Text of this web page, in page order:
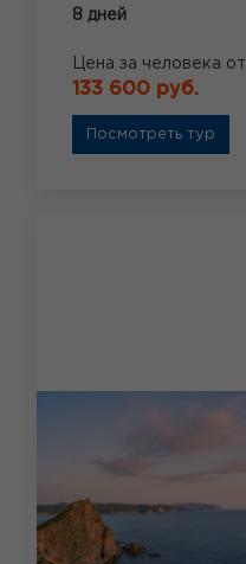
8 дней
Цена за человека от
133 600 руб.
Посмотреть тур